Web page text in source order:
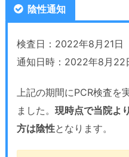
陰性通知
検査日：2022年8月21日
通知日時：2022年8月22
上記の期間にPCR検査を
ました。 現時点で当院よ
方は陰性となります。